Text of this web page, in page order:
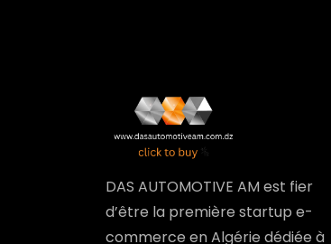
DAS AUTOMOTIVE AM est fier
d’être la première startup e-
commerce en Algérie dédiée à